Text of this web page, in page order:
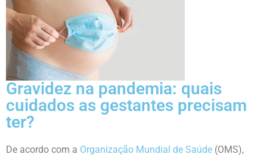
Gravidez na pandemia: quais
cuidados as gestantes precisam
ter?
De acordo com a Organização Mundial de Saúde (OMS),